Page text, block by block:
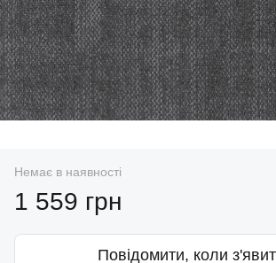
Немає в наявності
1 559 грн
Повідомити, коли